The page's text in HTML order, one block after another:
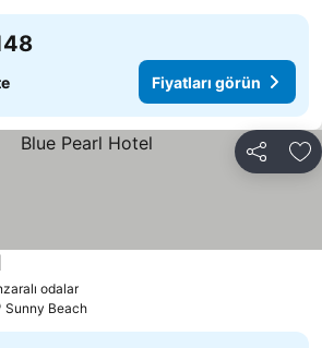
Fiyatları görün
Paylaş
odalarFiyatları görün
Fiyatları görün
Sunny Beach